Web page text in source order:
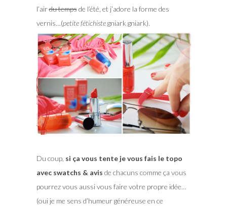
l’airdu tempsde l’été, et j’adore la forme des
vernis…(petite fétichistegniark gniark).
Du coup, si ça vous tente je vous fais le topo
avec swatchs & avis de chacuns comme ça vous
pourrez vous aussi vous faire votre propre idée…
(oui je me sens d’humeur généreuse en ce